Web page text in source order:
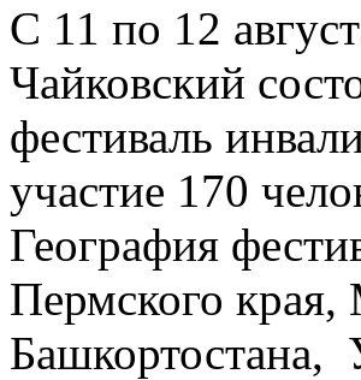
С 11 по 12
Чайковский
фестиваль
участие 170
География
Пермского
Башкортостана,